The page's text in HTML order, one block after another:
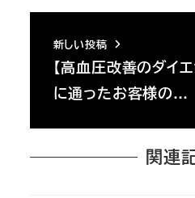
新しい投稿
【高血圧改善のダイ
に通ったお客様の…
関連